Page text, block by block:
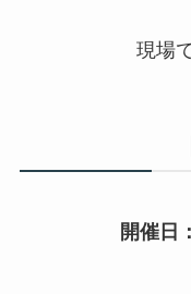
現場
開催日